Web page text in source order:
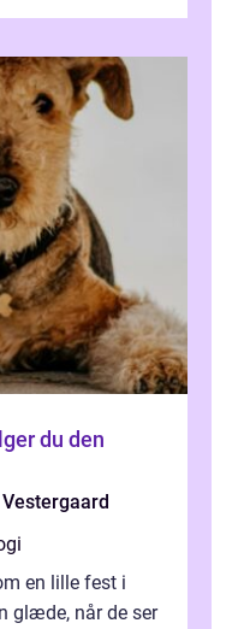
du den
en lille fest i
glæde, når de ser